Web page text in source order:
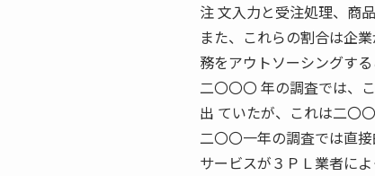
注 文入力と受注処理、商
また、これらの割合は企
務をアウトソーシングす
二〇〇〇 年の調査では、
出 ていたが、これは二〇
二〇〇一年の調査では直
サービスが３ＰＬ業者に